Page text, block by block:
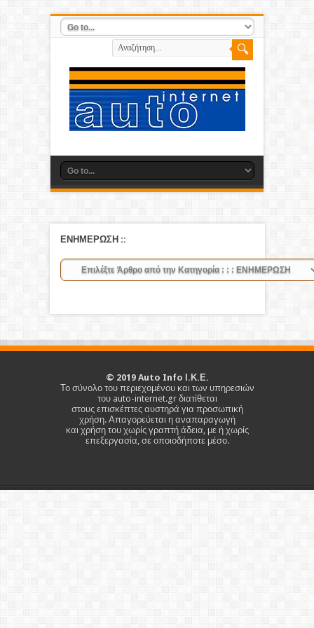
ΕΝΗΜΕΡΩΣΗ ::
© 2019 Auto Info Ι.Κ.Ε.
Το σύνολο του περιεχομένου και των υπηρεσιών
του auto-internet.gr διατίθεται
στους επισκέπτες αυστηρά για προσωπική
χρήση. Απαγορεύεται η αναπαραγωγή
και χρήση του χωρίς γραπτή άδεια, με ή χωρίς
επεξεργασία, σε οποιοδήποτε μέσο.